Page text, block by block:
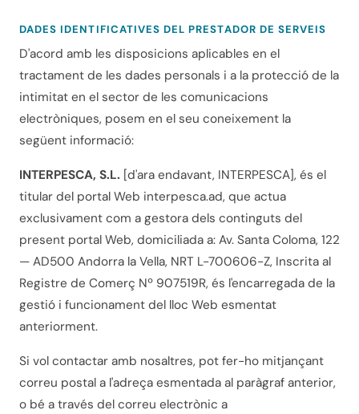
DADES IDENTIFICATIVES DEL PRESTADOR DE SERVEIS
D'acord amb les disposicions aplicables en el
tractament de les dades personals i a la protecció de la
intimitat en el sector de les comunicacions
electròniques, posem en el seu coneixement la
següent informació:
INTERPESCA, S.L. [d'ara endavant, INTERPESCA], és el
titular del portal Web interpesca.ad, que actua
exclusivament com a gestora dels continguts del
present portal Web, domiciliada a: Av. Santa Coloma, 122
— AD500 Andorra la Vella, NRT L-700606-Z, Inscrita al
Registre de Comerç Nº 907519R, és l'encarregada de la
gestió i funcionament del lloc Web esmentat
anteriorment.
Si vol contactar amb nosaltres, pot fer-ho mitjançant
correu postal a l'adreça esmentada al paràgraf anterior,
o bé a través del correu electrònic a